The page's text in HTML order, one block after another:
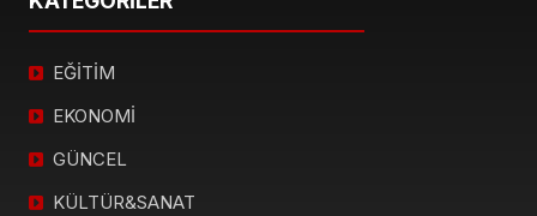
EĞİTİM
EKONOMİ
GÜNCEL
KÜLTÜR&SANAT